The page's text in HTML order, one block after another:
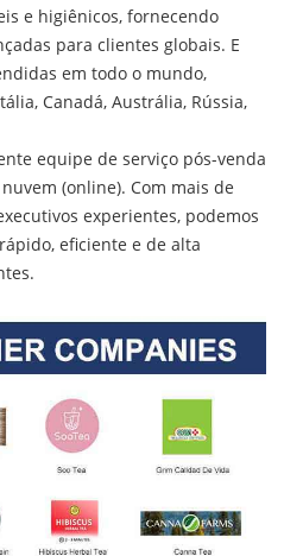
e higiênicos, fornecendo
para clientes globais. E
em todo o mundo,
Canadá, Austrália, Rússia,
equipe de serviço pós-venda
(online). Com mais de
experientes, podemos
eficiente e de alta